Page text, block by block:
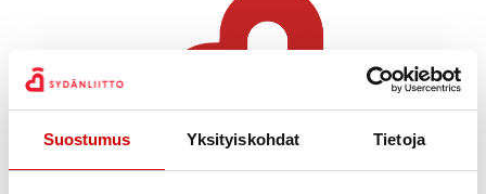
Suostumus Yksityiskohdat Tietoja
Julkaistu 10.8.2023